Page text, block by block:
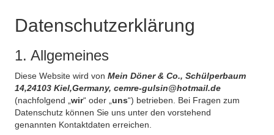
Datenschutzerklärung
1. Allgemeines
Diese Website wird von Mein Döner & Co., Schülperbaum
14,24103 Kiel,Germany, cemre-gulsin@hotmail.de
(nachfolgend „ wir“ oder „ uns“) betrieben. Bei Fragen zum
Datenschutz können Sie uns unter den vorstehend
genannten Kontaktdaten erreichen.